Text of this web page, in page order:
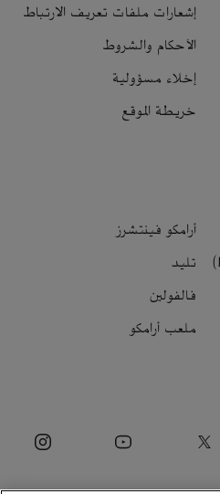
إشعارات ملفات تعريف الارتباط
الأحكام والشروط
إخلاء مسؤولية
خريطة الموقع
أرامكو فينتشرز
تليد
فالفولين
ملعب أرامكو